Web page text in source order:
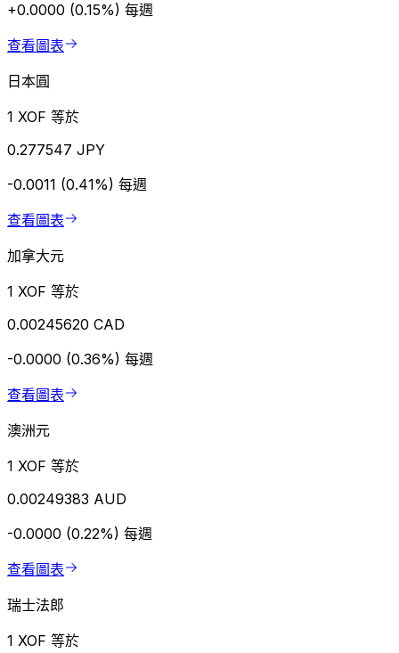
+0.0000 (0.15%) 每週
查看圖表
日本圓
1 XOF 等於
0.277547 JPY
-0.0011 (0.41%) 每週
查看圖表
加拿大元
1 XOF 等於
0.00245620 CAD
-0.0000 (0.36%) 每週
查看圖表
澳洲元
1 XOF 等於
0.00249383 AUD
-0.0000 (0.22%) 每週
查看圖表
瑞士法郎
1 XOF 等於